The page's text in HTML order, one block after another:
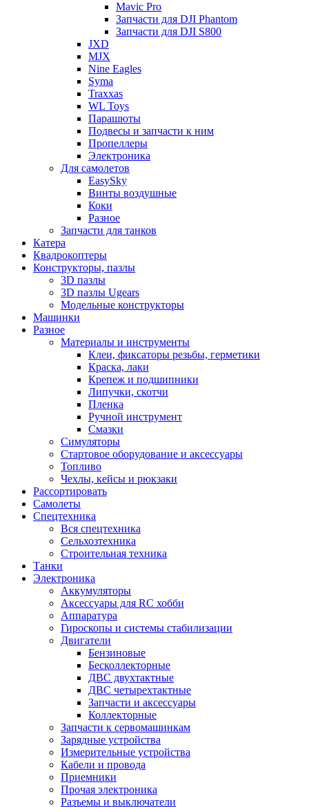
Mavic Pro
Запчасти для DJI Phantom
Запчасти для DJI S800
JXD
MJX
Nine Eagles
Syma
Traxxas
WL Toys
Парашюты
Подвесы и запчасти к ним
Пропеллеры
Электроника
Для самолетов
EasySky
Винты воздушные
Коки
Разное
Запчасти для танков
Катера
Квадрокоптеры
Конструкторы, пазлы
3D пазлы
3D пазлы Ugears
Модельные конструкторы
Машинки
Разное
Материалы и инструменты
Клеи, фиксаторы резьбы, герметики
Краска, лаки
Крепеж и подшипники
Липучки, скотчи
Пленка
Ручной инструмент
Смазки
Симуляторы
Стартовое оборудование и аксессуары
Топливо
Чехлы, кейсы и рюкзаки
Рассортировать
Самолеты
Спецтехника
Вся спецтехника
Сельхозтехника
Строительная техника
Танки
Электроника
Аккумуляторы
Аксессуары для RC хобби
Аппаратура
Гироскопы и системы стабилизации
Двигатели
Бензиновые
Бесколлекторные
ДВС двухтактные
ДВС четырехтактные
Запчасти и аксессуары
Коллекторные
Запчасти к сервомашинкам
Зарядные устройства
Измерительные устройства
Кабели и провода
Приемники
Прочая электроника
Разъемы и выключатели